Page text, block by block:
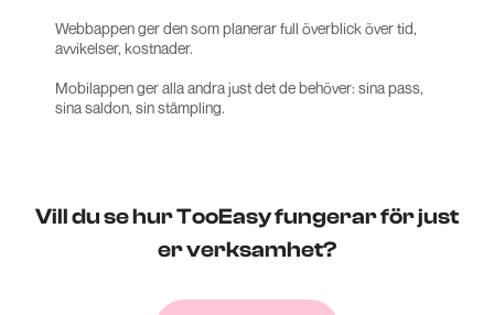
Webbappen ger den som planerar full överblick över tid,
avvikelser, kostnader.
Mobilappen ger alla andra just det de behöver: sina pass,
sina saldon, sin stämpling.
Vill du se hur TooEasy fungerar för just
er verksamhet?